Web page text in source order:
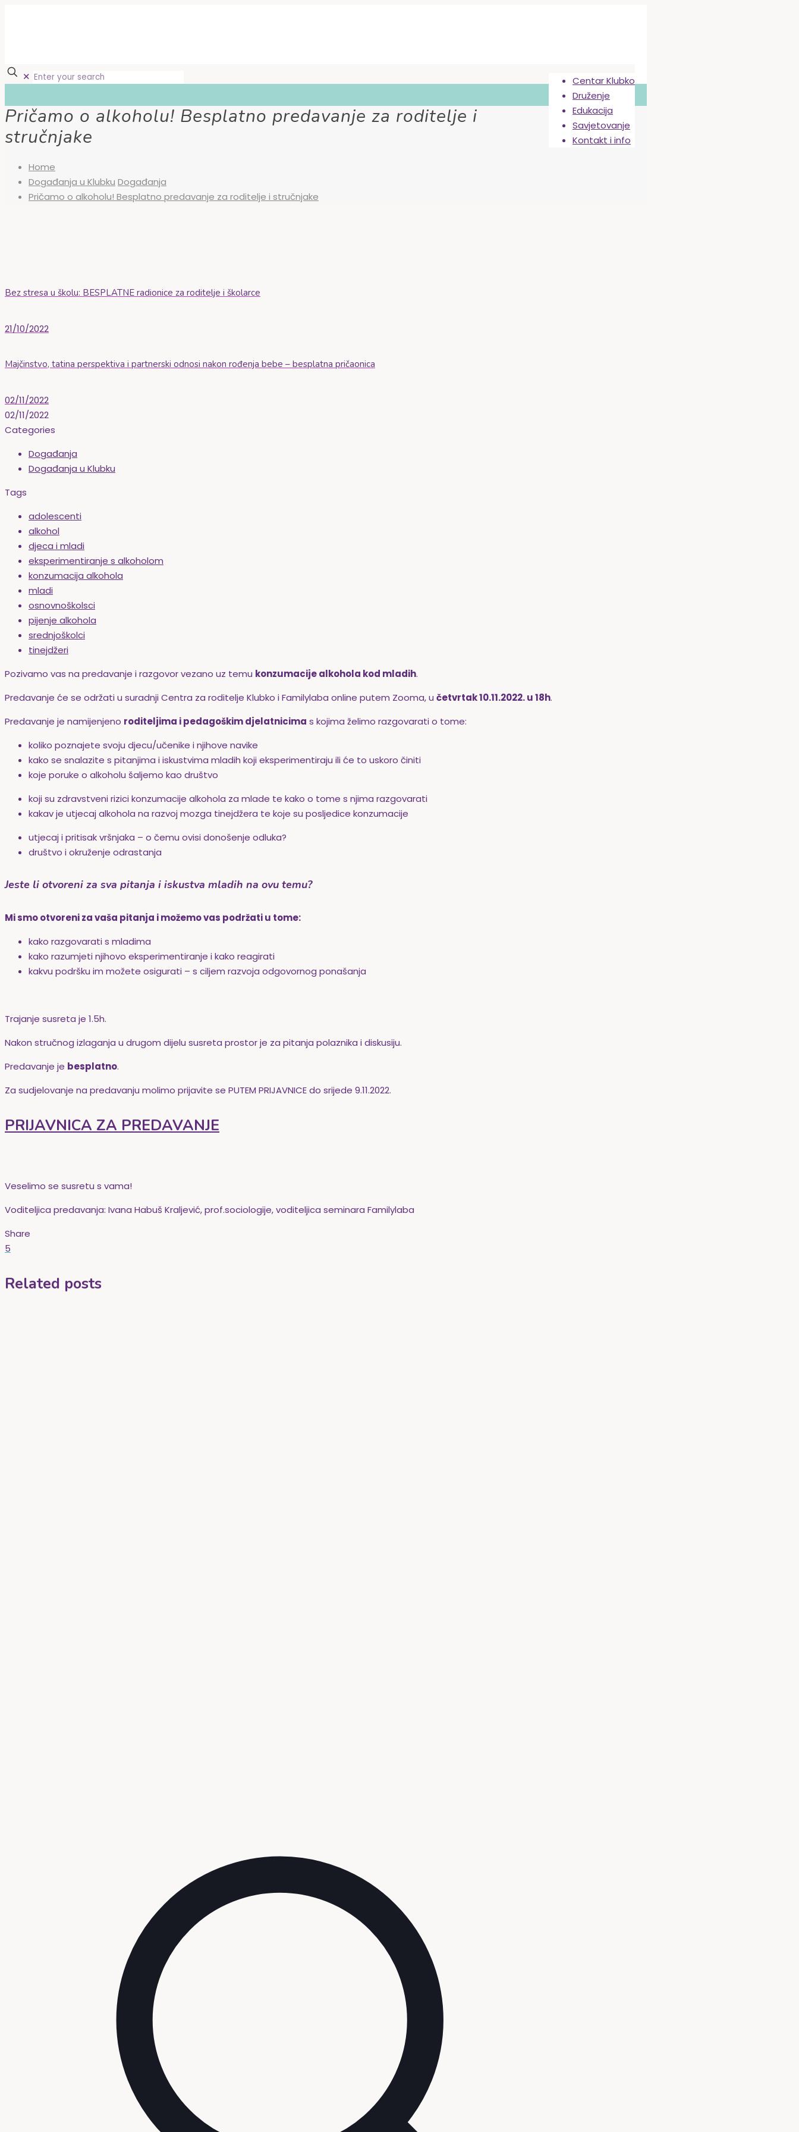
Centar Klubko
Druženje
Edukacija
Savjetovanje
Kontakt i info
✕
Pričamo o alkoholu! Besplatno predavanje za roditelje i
stručnjake
Home
Događanja u Klubku Događanja
Pričamo o alkoholu! Besplatno predavanje za roditelje i stručnjake
Bez stresa u školu: BESPLATNE radionice za roditelje i školarce
21/10/2022
Majčinstvo, tatina perspektiva i partnerski odnosi nakon rođenja bebe – besplatna pričaonica
02/11/2022
02/11/2022
Categories
Događanja
Događanja u Klubku
Tags
adolescenti
alkohol
djeca i mladi
eksperimentiranje s alkoholom
konzumacija alkohola
mladi
osnovnoškolsci
pijenje alkohola
srednjoškolci
tinejdžeri
Pozivamo vas na predavanje i razgovor vezano uz temu konzumacije alkohola kod mladih.
Predavanje će se održati u suradnji Centra za roditelje Klubko i Familylaba online putem Zooma, u četvrtak 10.11.2022. u 18h.
Predavanje je namijenjeno roditeljima i pedagoškim djelatnicima s kojima želimo razgovarati o tome:
koliko poznajete svoju djecu/učenike i njihove navike
kako se snalazite s pitanjima i iskustvima mladih koji eksperimentiraju ili će to uskoro činiti
koje poruke o alkoholu šaljemo kao društvo
koji su zdravstveni rizici konzumacije alkohola za mlade te kako o tome s njima razgovarati
kakav je utjecaj alkohola na razvoj mozga tinejdžera te koje su posljedice konzumacije
utjecaj i pritisak vršnjaka – o čemu ovisi donošenje odluka?
društvo i okruženje odrastanja
Jeste li otvoreni za sva pitanja i iskustva mladih na ovu temu?
Mi smo otvoreni za vaša pitanja i možemo vas podržati u tome:
kako razgovarati s mladima
kako razumjeti njihovo eksperimentiranje i kako reagirati
kakvu podršku im možete osigurati – s ciljem razvoja odgovornog ponašanja
Trajanje susreta je 1.5h.
Nakon stručnog izlaganja u drugom dijelu susreta prostor je za pitanja polaznika i diskusiju.
Predavanje je besplatno.
Za sudjelovanje na predavanju molimo prijavite se PUTEM PRIJAVNICEdo srijede 9.11.2022.
PRIJAVNICA ZA PREDAVANJE
Veselimo se susretu s vama!
Voditeljica predavanja: Ivana Habuš Kraljević, prof.sociologije,voditeljica seminara Familylaba
Share
5
Related posts